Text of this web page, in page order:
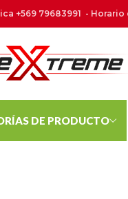
+569 79683991 - Horario
DE PRODUCTO